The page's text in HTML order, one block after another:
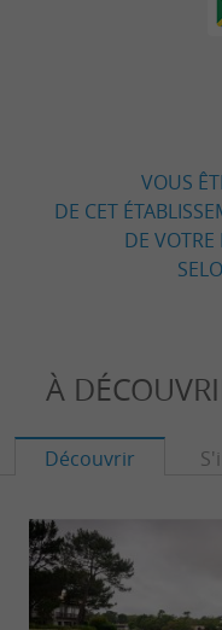
VOUS
DE CET
DE VOTRE
À
Découvrir